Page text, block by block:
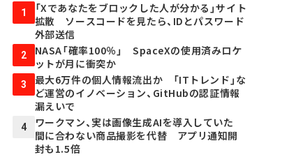
1
「Xであなたをブロックした人が分かる」サイト
拡散 ソースコードを見たら、IDとパスワード
外部送信
2
NASA「確率100％」 SpaceXの使用済みロケ
ットが月に衝突か
3
最大6万件の個人情報流出か 「ITトレンド」な
ど運営のイノベーション、GitHubの認証情報
漏えいで
4
ワークマン、実は画像生成AIを導入していた
間に合わない商品撮影を代替 アプリ通知開
封も1.5倍